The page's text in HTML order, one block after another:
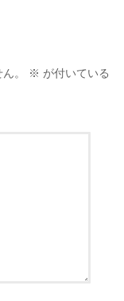
。 ※ が付いている